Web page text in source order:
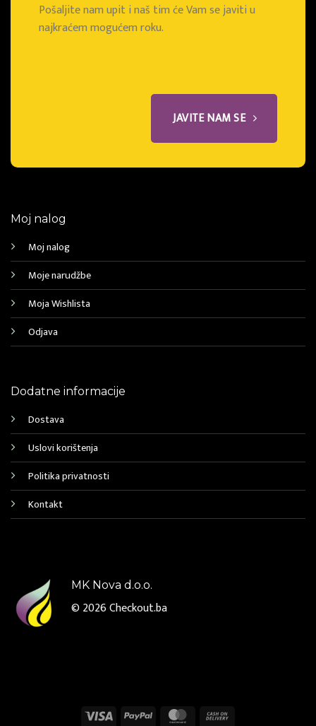
Pošaljite nam upit i naš tim će Vam se javiti u
najkraćem mogućem roku.
JAVITE NAM SE
Moj nalog
Moj nalog
Moje narudžbe
Moja Wishlista
Odjava
Dodatne informacije
Dostava
Uslovi korištenja
Politika privatnosti
Kontakt
MK Nova d.o.o.
© 2026Checkout.ba